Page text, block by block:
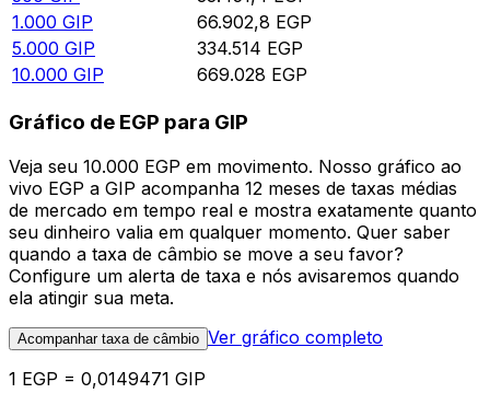
1.000 GIP 66.902,8 EGP
5.000 GIP 334.514 EGP
10.000 GIP 669.028 EGP
Gráfico de EGP para GIP
Veja seu 10.000 EGP em movimento. Nosso gráfico ao
vivo EGP a GIP acompanha 12 meses de taxas médias
de mercado em tempo real e mostra exatamente quanto
seu dinheiro valia em qualquer momento. Quer saber
quando a taxa de câmbio se move a seu favor?
Configure um alerta de taxa e nós avisaremos quando
ela atingir sua meta.
Acompanhar taxa de câmbio Ver gráfico completo
1 EGP = 0,0149471 GIP